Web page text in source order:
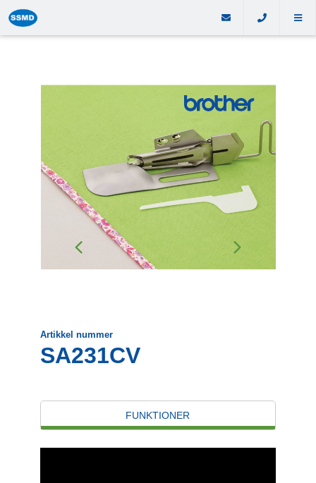
Artikkel nummer
SA231CV
FUNKTIONER